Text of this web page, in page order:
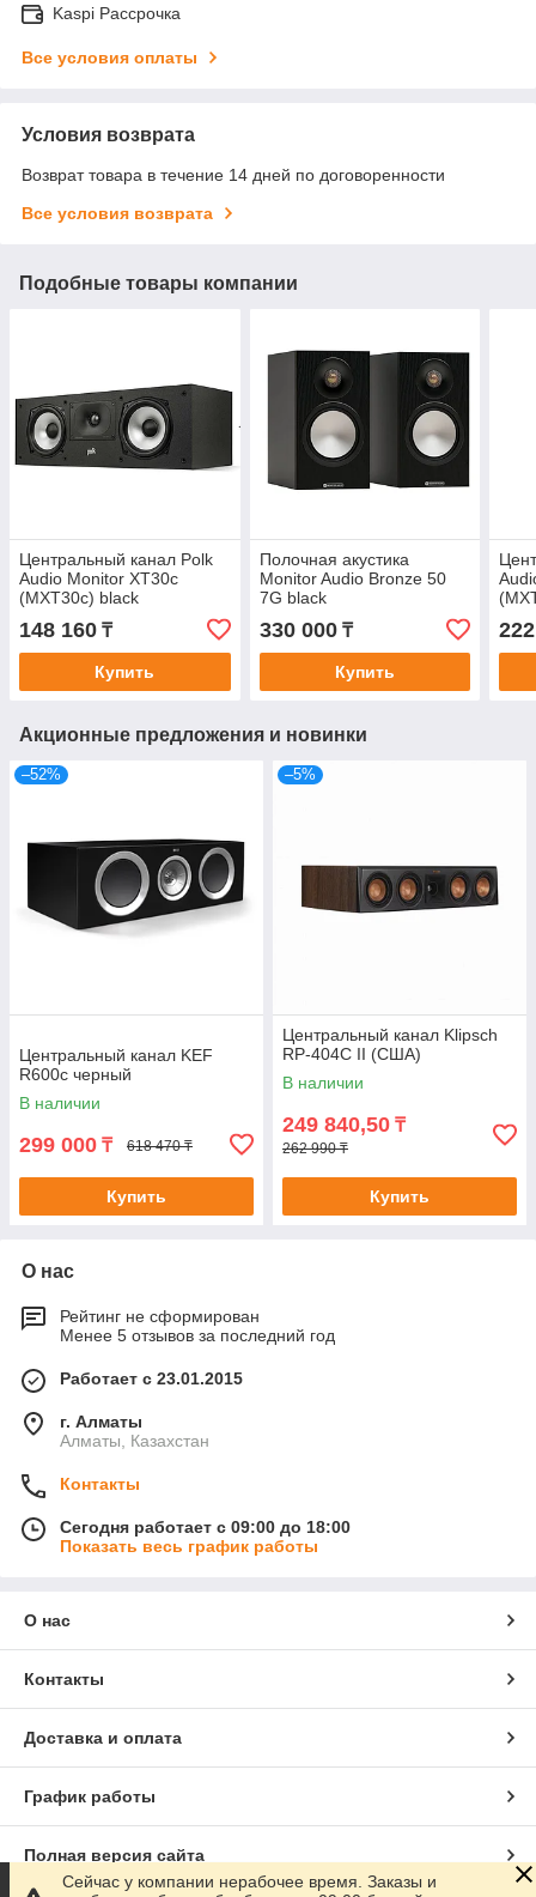
Kaspi Рассрочка
Все условия оплаты
Условия возврата
Возврат товара в течение 14 дней по договоренности
Все условия возврата
Подобные товары компании
Центральный канал Polk
Audio Monitor XT30c
(MXT30c) black
148 160 ₸
Купить
Полочная акустика
Monitor Audio Bronze 50
7G black
330 000₸
Купить
Акционные предложения и новинки
–52%
Центральный канал KEF
R600c черный
В наличии
299 000 ₸ 618 470 ₸
Купить
–5%
Центральный канал Klipsch
RP-404C II (США)
В наличии
249 840,50 ₸
262 990 ₸
Купить
О нас
Рейтинг не сформирован
Менее 5 отзывов за последний год
Работает с 23.01.2015
г. Алматы
Алматы, Казахстан
Контакты
Сегодня работает с 09:00 до 18:00
Показать весь график работы
О нас
Контакты
Доставка и оплата
График работы
Полная версия сайта
Сейчас у компании нерабочее время. Заказы и